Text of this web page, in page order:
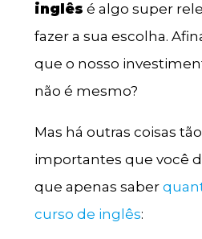
inglês é algo super
fazer a sua escolha.
que o nosso
não é mesmo?
Mas há outras coisas
importantes que você
que apenas saber
curso de inglês: